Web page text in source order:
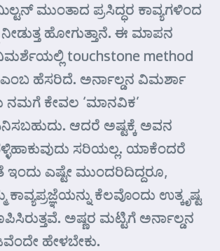
ಮುಂತಾದ ಪ್ರಸಿದ್ಧರ ಕಾವ್ಯಗಳಿಂದ
ಹೋಗುತ್ತಾನೆ. ಈ ಮಾಪನ
touchstone method
ಹೆಸರಿದೆ. ಅರ್ನಾಲ್ಡನ ವಿಮರ್ಶಾ
ನಮಗೆ ಕೇವಲ ‘ಮಾನವಿಕ’
ಆದರೆ ಅಷ್ಟಕ್ಕೆ ಅವನ
ಸರಿಯಲ್ಲ. ಯಾಕೆಂದರೆ
ಇಂದು ಎಷ್ಟೇ ಮುಂದರಿದಿದ್ದರೂ,
ಕಾವ್ಯಪ್ರಜ್ಞೆಯನ್ನು ಕೆಲವೊಂದು ಉತ್ಕೃಷ್ಟ
ಅಷ್ಣರ ಮಟ್ಟಿಗೆ ಅರ್ನಾಲ್ಡನ
ಹೇಳಬೇಕು.